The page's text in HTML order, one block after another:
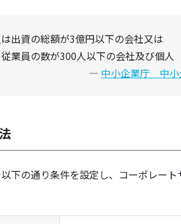
出資の総額が3億円以下の会社又は
業員の数が300人以下の会社及び個人
中小企業庁 中
下の通り条件を設定し、コーポレー